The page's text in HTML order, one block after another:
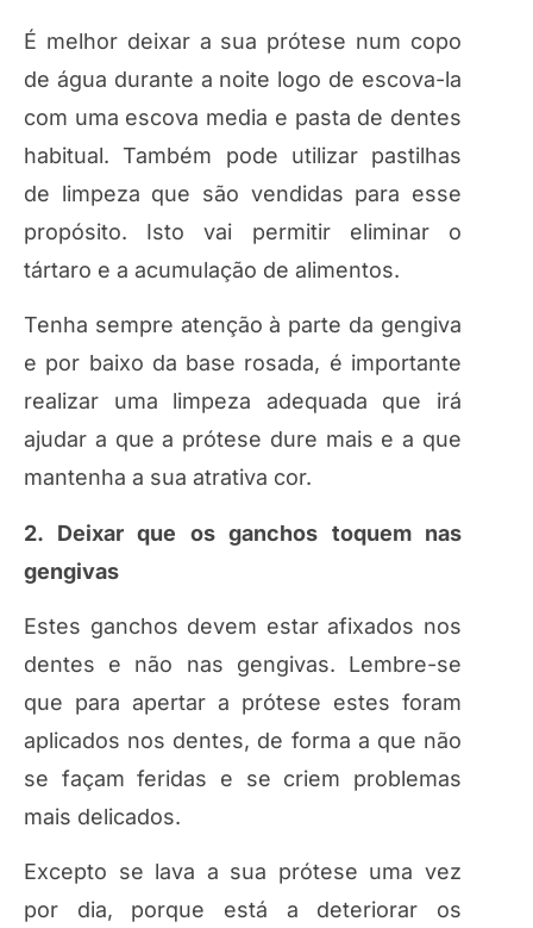
É melhor deixar a sua prótese num copo
de água durante a noite logo de escova-la
com uma escova media e pasta de dentes
habitual. Também pode utilizar pastilhas
de limpeza que são vendidas para esse
propósito. Isto vai permitir eliminar o
tártaro e a acumulação de alimentos.
Tenha sempre atenção à parte da gengiva
e por baixo da base rosada, é importante
realizar uma limpeza adequada que irá
ajudar a que a prótese dure mais e a que
mantenha a sua atrativa cor.
2. Deixar que os ganchos toquem nas
gengivas
Estes ganchos devem estar afixados nos
dentes e não nas gengivas. Lembre-se
que para apertar a prótese estes foram
aplicados nos dentes, de forma a que não
se façam feridas e se criem problemas
mais delicados.
Excepto se lava a sua prótese uma vez
por dia, porque está a deteriorar os